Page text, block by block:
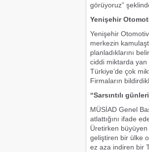
görüyoruz”
Yenişehir
Yenişehir
merkezin
planladıklarını
ciddi miktarda yan
Türkiye’de çok
Firmaların
“Sarsıntılı
MÜSİAD Genel
atlattığını ifade
Üretirken
geliştiren bir ülke
ez aza indiren bir